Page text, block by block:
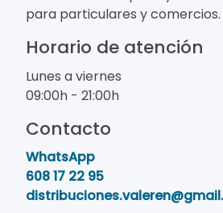
para particulares y comercios.
Horario de atención
Lunes a viernes
09:00h - 21:00h
Contacto
WhatsApp
608 17 22 95